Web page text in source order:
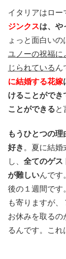
イタリアはロー
ジンクスは、や
ょっと面白いの
ユノーの祝福に
じられている ん
に結婚する花嫁
けることができ
ことができると
もうひとつの
好き 。夏に結婚
し、 全てのゲス
が難しいんです
後の１週間です
も寄りますが
お休みを取るの
るんです。これ